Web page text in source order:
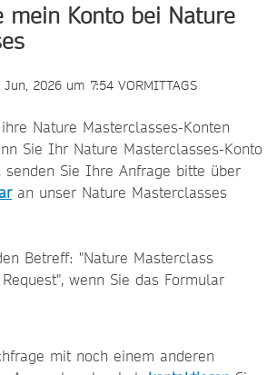
mein Konto bei Nature
2026 um 7:54 VORMITTAGS
Nature Masterclasses-Konten
Sie Ihr Nature Masterclasses-Konto
senden Sie Ihre Anfrage bitte über
an unser Nature Masterclasses
Betreff: "Nature Masterclass
wenn Sie das Formular
mit noch einem anderen